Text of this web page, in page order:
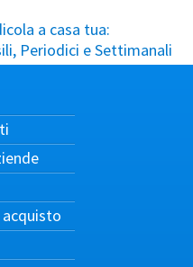
a casa tua:
Periodici e Settimanali